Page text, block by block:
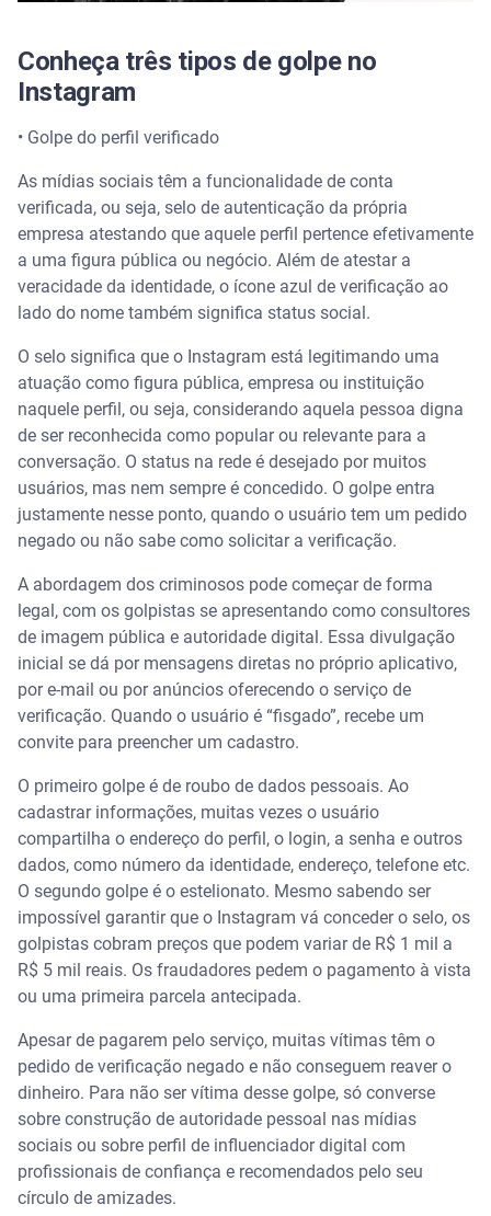
Conheça três tipos de golpe no
Instagram
• Golpe do perfil verificado
As mídias sociais têm a funcionalidade de conta
verificada, ou seja, selo de autenticação da própria
empresa atestando que aquele perfil pertence efetivamente
a uma figura pública ou negócio. Além de atestar a
veracidade da identidade, o ícone azul de verificação ao
lado do nome também significa status social.
O selo significa que o Instagram está legitimando uma
atuação como figura pública, empresa ou instituição
naquele perfil, ou seja, considerando aquela pessoa digna
de ser reconhecida como popular ou relevante para a
conversação. O status na rede é desejado por muitos
usuários, mas nem sempre é concedido. O golpe entra
justamente nesse ponto, quando o usuário tem um pedido
negado ou não sabe como solicitar a verificação.
A abordagem dos criminosos pode começar de forma
legal, com os golpistas se apresentando como consultores
de imagem pública e autoridade digital. Essa divulgação
inicial se dá por mensagens diretas no próprio aplicativo,
por e-mail ou por anúncios oferecendo o serviço de
verificação. Quando o usuário é “fisgado”, recebe um
convite para preencher um cadastro.
O primeiro golpe é de roubo de dados pessoais. Ao
cadastrar informações, muitas vezes o usuário
compartilha o endereço do perfil, o login, a senha e outros
dados, como número da identidade, endereço, telefone etc.
O segundo golpe é o estelionato. Mesmo sabendo ser
impossível garantir que o Instagram vá conceder o selo, os
golpistas cobram preços que podem variar de R$ 1 mil a
R$ 5 mil reais. Os fraudadores pedem o pagamento à vista
ou uma primeira parcela antecipada.
Apesar de pagarem pelo serviço, muitas vítimas têm o
pedido de verificação negado e não conseguem reaver o
dinheiro. Para não ser vítima desse golpe, só converse
sobre construção de autoridade pessoal nas mídias
sociais ou sobre perfil de influenciador digital com
profissionais de confiança e recomendados pelo seu
círculo de amizades.